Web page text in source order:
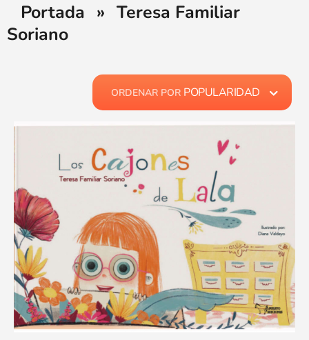
Portada » Teresa Familiar
Soriano
ORDENAR POR POPULARIDAD